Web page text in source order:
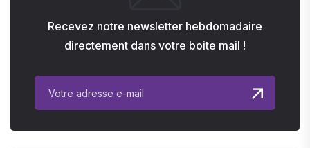
Recevez notre newsletter hebdomadaire
directement dans votre boite mail !